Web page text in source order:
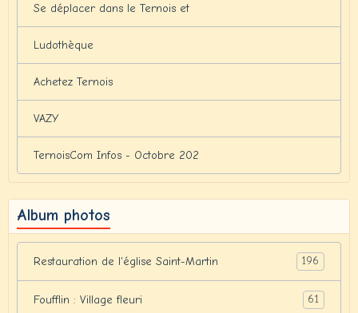
Se déplacer dans le Ternois et
Ludothèque
Achetez Ternois
VAZY
TernoisCom Infos - Octobre 202
Album photos
Restauration de l'église Saint-Martin 196
Foufflin : Village fleuri 61